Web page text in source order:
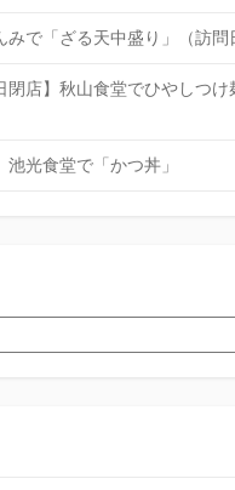
みで「ざる天中盛り」（訪問
閉店】秋山食堂でひやしつ
池光食堂で「かつ丼」